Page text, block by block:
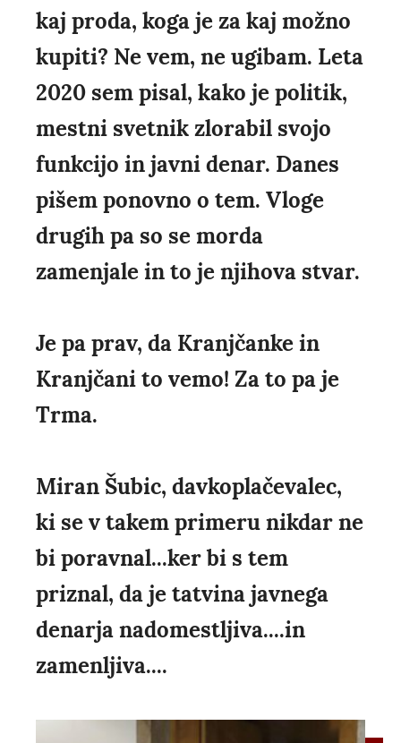
kaj proda, koga je za kaj možno
kupiti? Ne vem, ne ugibam. Leta
2020 sem pisal, kako je politik,
mestni svetnik zlorabil svojo
funkcijo in javni denar. Danes
pišem ponovno o tem. Vloge
drugih pa so se morda
zamenjale in to je njihova stvar.
Je pa prav, da Kranjčanke in
Kranjčani to vemo! Za to pa je
Trma.
Miran Šubic, davkoplačevalec,
ki se v takem primeru nikdar ne
bi poravnal...ker bi s tem
priznal, da je tatvina javnega
denarja nadomestljiva....in
zamenljiva....